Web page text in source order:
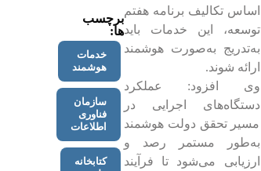
اساس تکالیف برنامه هفتم
توسعه، این خدمات باید
به‌تدریج به‌صورت هوشمند
ارائه شوند.
وی افزود: عملکرد
دستگاه‌های اجرایی در
مسیر تحقق دولت هوشمند
به‌طور مستمر رصد و
ارزیابی می‌شود تا فرآیند
برچسب
ها:
خدمات
هوشمند
سازمان
فناوری
اطلاعات
کتابخانه